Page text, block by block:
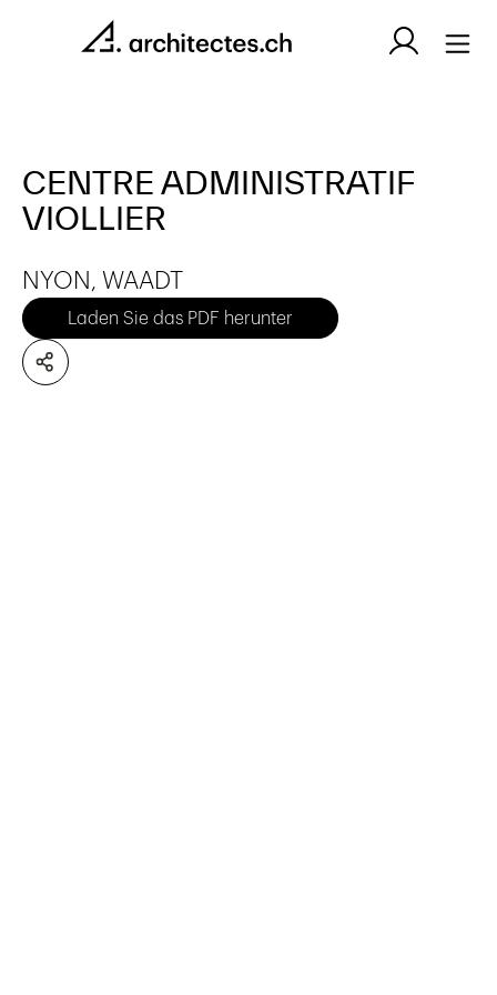
CENTRE ADMINISTRATIF
VIOLLIER
NYON, WAADT
Laden Sie das PDF herunter